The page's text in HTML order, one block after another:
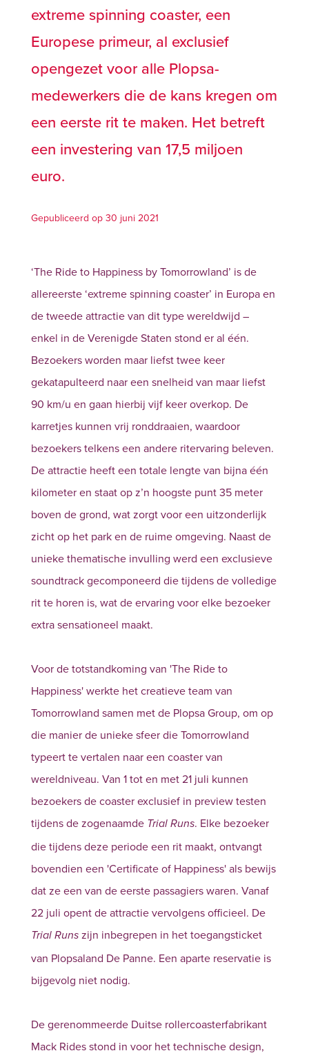
extreme spinning coaster, een
Europese primeur, al exclusief
opengezet voor alle Plopsa-
medewerkers die de kans kregen om
een eerste rit te maken. Het betreft
een investering van 17,5 miljoen
euro.
Gepubliceerd op 30 juni 2021
‘The Ride to Happiness by Tomorrowland’ is de
allereerste ‘extreme spinning coaster’ in Europa en
de tweede attractie van dit type wereldwijd –
enkel in de Verenigde Staten stond er al één.
Bezoekers worden maar liefst twee keer
gekatapulteerd naar een snelheid van maar liefst
90 km/u en gaan hierbij vijf keer overkop. De
karretjes kunnen vrij ronddraaien, waardoor
bezoekers telkens een andere ritervaring beleven.
De attractie heeft een totale lengte van bijna één
kilometer en staat op z’n hoogste punt 35 meter
boven de grond, wat zorgt voor een uitzonderlijk
zicht op het park en de ruime omgeving. Naast de
unieke thematische invulling werd een exclusieve
soundtrack gecomponeerd die tijdens de volledige
rit te horen is, wat de ervaring voor elke bezoeker
extra sensationeel maakt.
Voor de totstandkoming van 'The Ride to
Happiness' werkte het creatieve team van
Tomorrowland samen met de Plopsa Group, om op
die manier de unieke sfeer die Tomorrowland
typeert te vertalen naar een coaster van
wereldniveau. Van 1 tot en met 21 juli kunnen
bezoekers de coaster exclusief in preview testen
tijdens de zogenaamde Trial Runs. Elke bezoeker
die tijdens deze periode een rit maakt, ontvangt
bovendien een 'Certificate of Happiness' als bewijs
dat ze een van de eerste passagiers waren. Vanaf
22 juli opent de attractie vervolgens officieel. De
Trial Runszijn inbegrepen in het toegangsticket
van Plopsaland De Panne. Een aparte reservatie is
bijgevolg niet nodig.
De gerenommeerde Duitse rollercoasterfabrikant
Mack Rides stond in voor het technische design,